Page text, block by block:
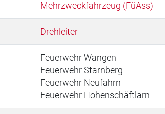
Mehrzweckfahrzeug (FüAss)
Drehleiter
Feuerwehr Wangen
Feuerwehr Starnberg
Feuerwehr Neufahrn
Feuerwehr Hohenschäftlarn